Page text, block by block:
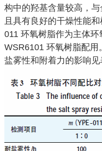
构中的羟基含量较高，
且具有良好的干燥性能
011 环氧树脂作为主体环
WSR6101 环氧树脂配
盐雾性和附着力的影响见